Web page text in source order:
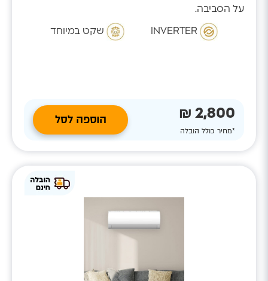
על הסביבה.
INVERTER שקט במיוחד
2,800 ₪
*מחיר כולל הובלה
הוספה לסל